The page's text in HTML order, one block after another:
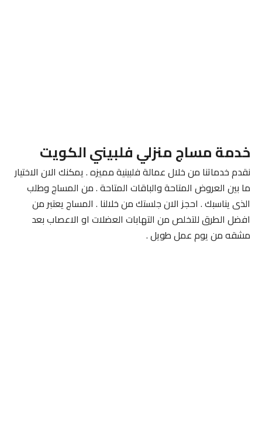
خدمة مساج منزلي فلبيني الكويت
نقدم خدماتنا من خلال عمالة فلبينية مميزه . يمكنك الان الاختيار
ما بين العروض المتاحة والباقات المتاحة . من المساج وطلب
الذى يناسبك . احجز الان جلستك من خلالنا . المساج يعتبر من
افضل الطرق للتخلص من التهابات العضلات او الاعصاب بعد
مشقه من يوم عمل طويل .